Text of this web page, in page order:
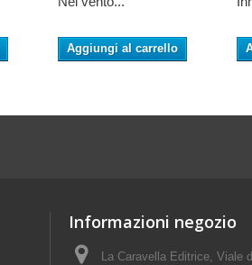
Aggiungi al carrello
Informazioni negozio
La Caravella Editrice, Viale